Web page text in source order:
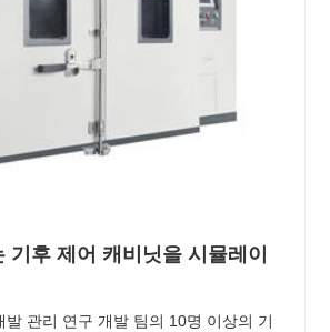
기후 제어 캐비닛을 시뮬레이
발 관리 연구 개발 팀의 10명 이상의 기